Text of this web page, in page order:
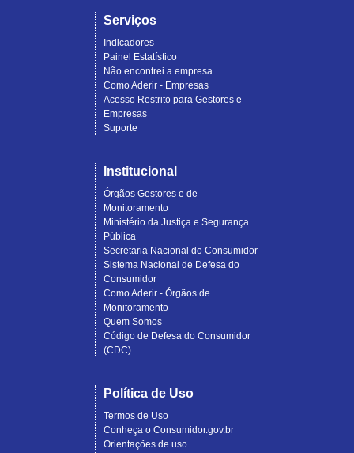
Serviços
Indicadores
Painel Estatístico
Não encontrei a empresa
Como Aderir - Empresas
Acesso Restrito para Gestores e
Empresas
Suporte
Institucional
Órgãos Gestores e de
Monitoramento
Ministério da Justiça e Segurança
Pública
Secretaria Nacional do Consumidor
Sistema Nacional de Defesa do
Consumidor
Como Aderir - Órgãos de
Monitoramento
Quem Somos
Código de Defesa do Consumidor
(CDC)
Política de Uso
Termos de Uso
Conheça o Consumidor.gov.br
Orientações de uso